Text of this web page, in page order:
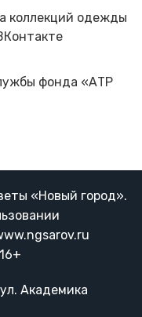
коллекций одежды
фонда «АТР
«Новый город».
Академика